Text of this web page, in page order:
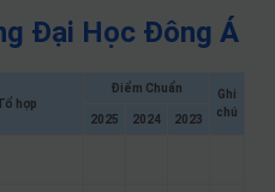
Đại Học Đông Á
hợp
Điểm Chuẩn
Ghi
chú
2025 2024 2023